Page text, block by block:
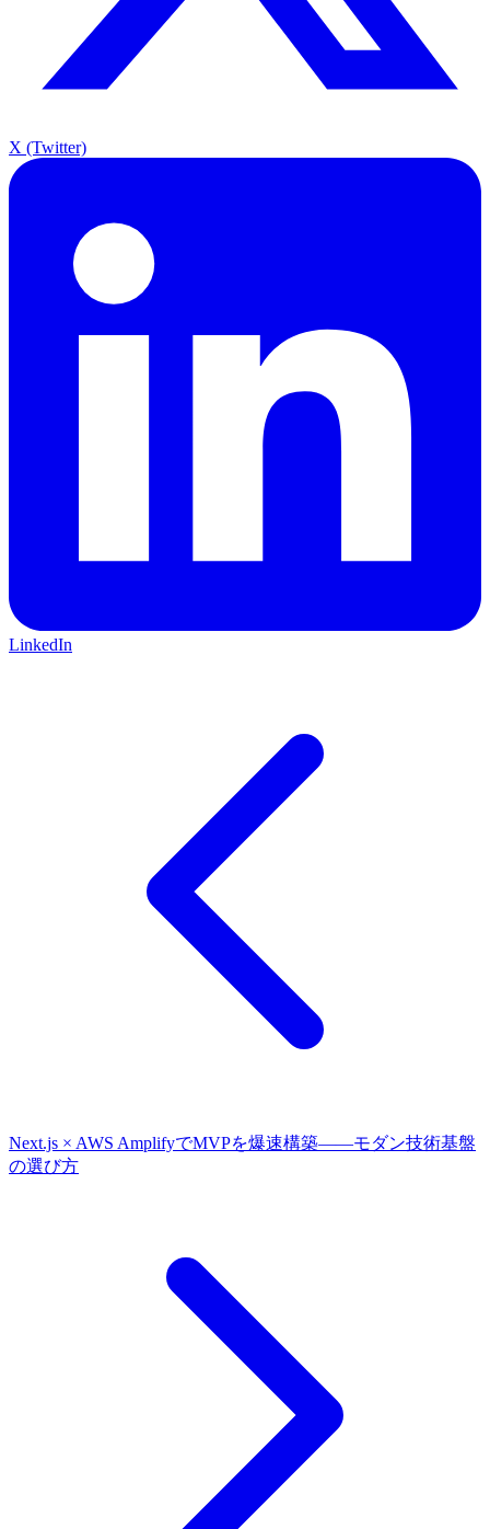
X (Twitter)
LinkedIn
Next.js × AWS AmplifyでMVPを爆速構築——モダン技術基盤
の選び方